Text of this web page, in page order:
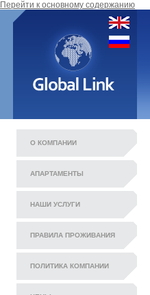
Перейти к основному содержанию
О КОМПАНИИ
АПАРТАМЕНТЫ
НАШИ УСЛУГИ
ПРАВИЛА ПРОЖИВАНИЯ
ПОЛИТИКА КОМПАНИИ